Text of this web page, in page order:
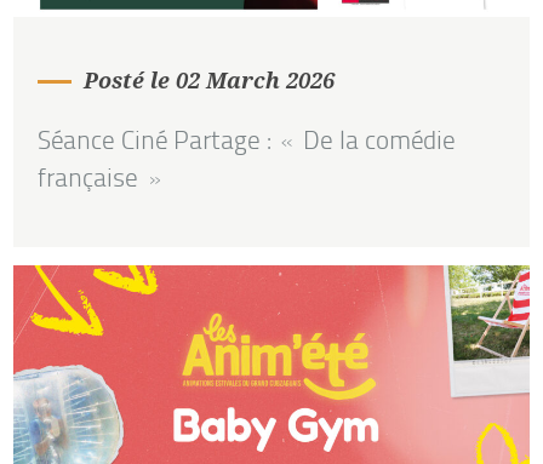
Posté le 02 March 2026
Séance Ciné Partage : « De la comédie
française »